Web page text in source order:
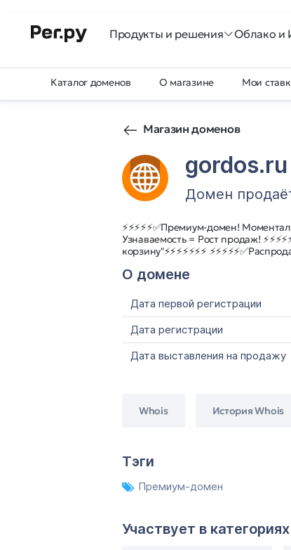
Продукты и решения Облако и
Каталог доменов О магазине Мои
Магазин доменов
gordos.ru
Домен
⚡⚡⚡⚡⚡✅Премиум-домен!
Узнаваемость = Рост продаж!
корзину"⚡⚡⚡⚡⚡⚡⚡
О домене
Дата первой регистрации
Дата регистрации
Дата выставления на продажу
Whois История Whois
Тэги
Премиум-домен
Участвует в категориях